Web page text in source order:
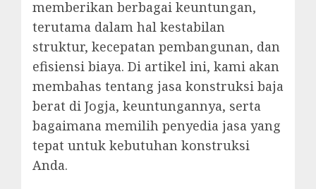
memberikan berbagai keuntungan,
terutama dalam hal kestabilan
struktur, kecepatan pembangunan, dan
efisiensi biaya. Di artikel ini, kami akan
membahas tentang jasa konstruksi baja
berat di Jogja, keuntungannya, serta
bagaimana memilih penyedia jasa yang
tepat untuk kebutuhan konstruksi
Anda.